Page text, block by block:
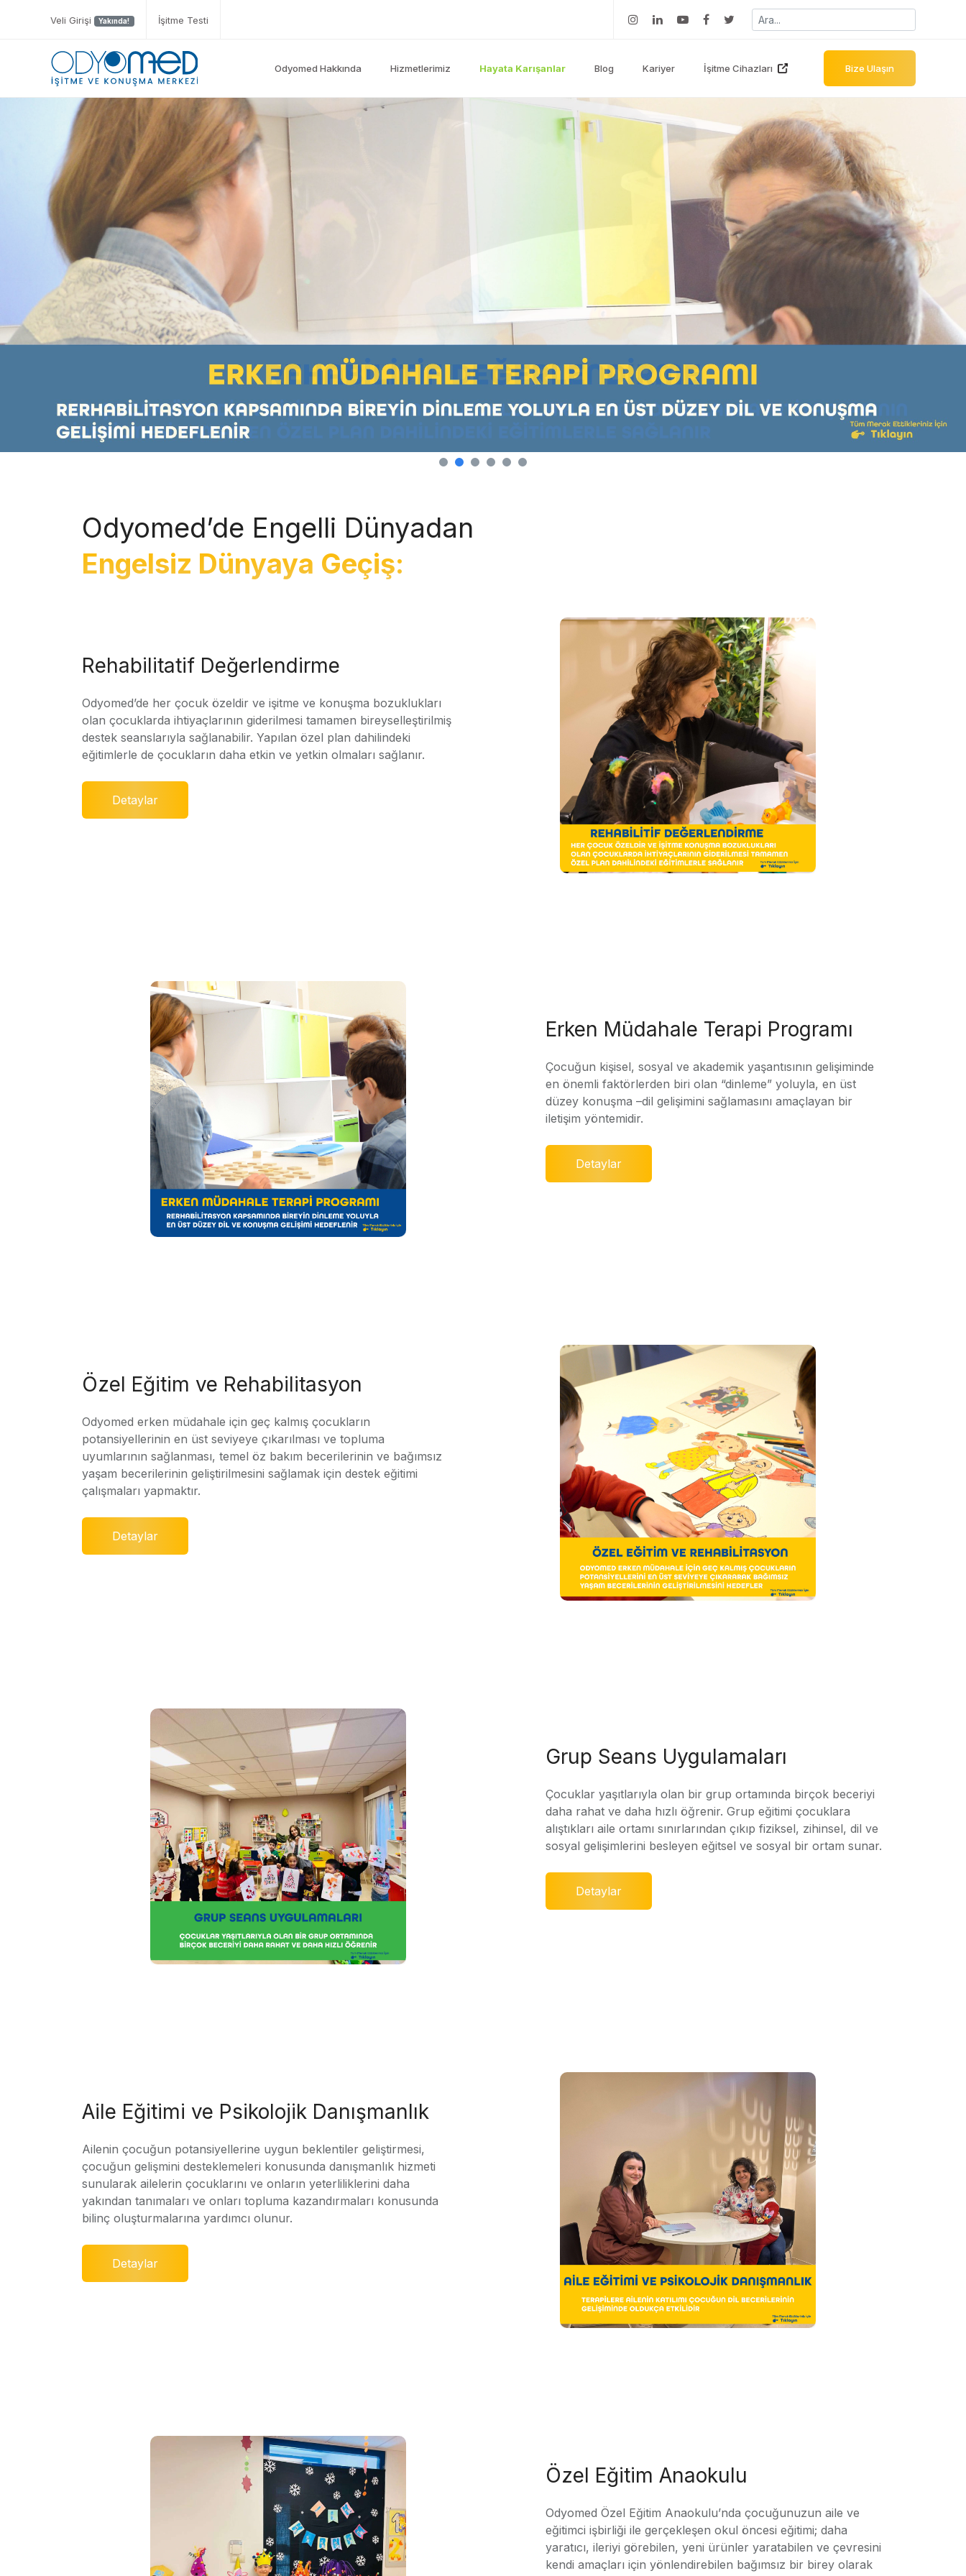
Veli Girişi Yakında! İşitme Testi
Odyomed Hakkında Hizmetlerimiz Hayata Karışanlar Blog Kariyer İşitme Cihazları Bize Ulaşın
Odyomed’de Engelli Dünyadan
Engelsiz Dünyaya Geçiş:
Rehabilitatif Değerlendirme
Odyomed’de her çocuk özeldir ve işitme ve konuşma bozuklukları
olan çocuklarda ihtiyaçlarının giderilmesi tamamen bireyselleştirilmiş
destek seanslarıyla sağlanabilir. Yapılan özel plan dahilindeki
eğitimlerle de çocukların daha etkin ve yetkin olmaları sağlanır.
Detaylar
Erken Müdahale Terapi Programı
Çocuğun kişisel, sosyal ve akademik yaşantısının gelişiminde
en önemli faktörlerden biri olan “dinleme” yoluyla, en üst
düzey konuşma –dil gelişimini sağlamasını amaçlayan bir
iletişim yöntemidir.
Detaylar
Özel Eğitim ve Rehabilitasyon
Odyomed erken müdahale için geç kalmış çocukların
potansiyellerinin en üst seviyeye çıkarılması ve topluma
uyumlarının sağlanması, temel öz bakım becerilerinin ve bağımsız
yaşam becerilerinin geliştirilmesini sağlamak için destek eğitimi
çalışmaları yapmaktır.
Detaylar
Grup Seans Uygulamaları
Çocuklar yaşıtlarıyla olan bir grup ortamında birçok beceriyi
daha rahat ve daha hızlı öğrenir. Grup eğitimi çocuklara
alıştıkları aile ortamı sınırlarından çıkıp fiziksel, zihinsel, dil ve
sosyal gelişimlerini besleyen eğitsel ve sosyal bir ortam sunar.
Detaylar
Aile Eğitimi ve Psikolojik Danışmanlık
Ailenin çocuğun potansiyellerine uygun beklentiler geliştirmesi,
çocuğun gelişmini desteklemeleri konusunda danışmanlık hizmeti
sunularak ailelerin çocuklarını ve onların yeterliliklerini daha
yakından tanımaları ve onları topluma kazandırmaları konusunda
bilinç oluşturmalarına yardımcı olunur.
Detaylar
Özel Eğitim Anaokulu
Odyomed Özel Eğitim Anaokulu’nda çocuğunuzun aile ve
eğitimci işbirliği ile gerçekleşen okul öncesi eğitimi; daha
yaratıcı, ileriyi görebilen, yeni ürünler yaratabilen ve çevresini
kendi amaçları için yönlendirebilen bağımsız bir birey olarak